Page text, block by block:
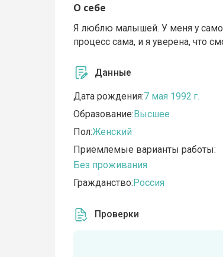
О себе
Я люблю малышей. У меня у
процесс сама, и я уверена, что
Данные
Дата рождения:7 мая 1992 г.
Образование:Высшее
Пол:Женский
Приемлемые варианты работы:
Без проживания
Гражданство:Россия
Проверки